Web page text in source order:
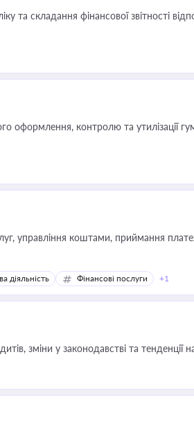
та складання фінансової звітності
оформлення, контролю та утилізації
діяльність Фінансові послуги +1
зміни у законодавстві та тенденції